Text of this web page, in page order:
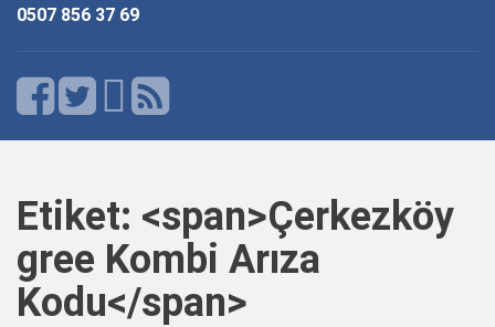
0507 856 37 69
Etiket: <span>Çerkezköy
gree Kombi Arıza
Kodu</span>